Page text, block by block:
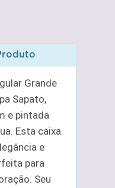
Grande
Sapato,
e pintada
Esta caixa
e
para
Seu